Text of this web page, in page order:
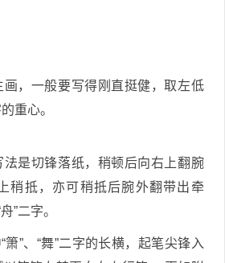
画，一般要写得刚直挺健，取左低
重心。
法是切锋落纸，稍顿后向右上翻腕
稍抵，亦可稍抵后腕外翻带出牵
”二字。
”、“舞”二字的长横，起笔尖锋入